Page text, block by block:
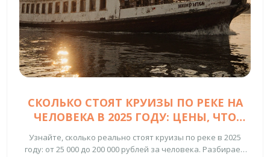
СКОЛЬКО СТОЯТ КРУИЗЫ ПО РЕКЕ НА
ЧЕЛОВЕКА В 2025 ГОДУ: ЦЕНЫ, ЧТО
ВКЛЮЧЕНО И КАК СЭКОНОМИТЬ
Узнайте, сколько реально стоят круизы по реке в 2025
году: от 25 000 до 200 000 рублей за человека. Разбираем